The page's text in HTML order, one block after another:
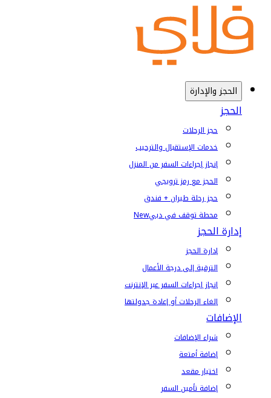
الحجز والإدارة
الحجز
حجز الرحلات
خدمات الإستقبال والترحيب
إنجاز إجراءات السفر من المنزل
الحجز مع رمز ترويجي
حجز رحلة طيران + فندق
محطة توقف في دبيNew
إدارة الحجز
إدارة الحجز
الترقية إلى درجة الأعمال
إنجاز إجراءات السفر عبر الإنترنت
إلغاء الرحلات أو إعادة جدولتها
الإضافات
شراء الإضافات
إضافة أمتعة
اختيار مقعد
إضافة تأمين السفر